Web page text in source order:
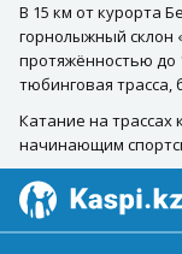
В 15 км от курорта
горнолыжный склон
протяжённостью до
тюбинговая
Катание на трассах
начинающим